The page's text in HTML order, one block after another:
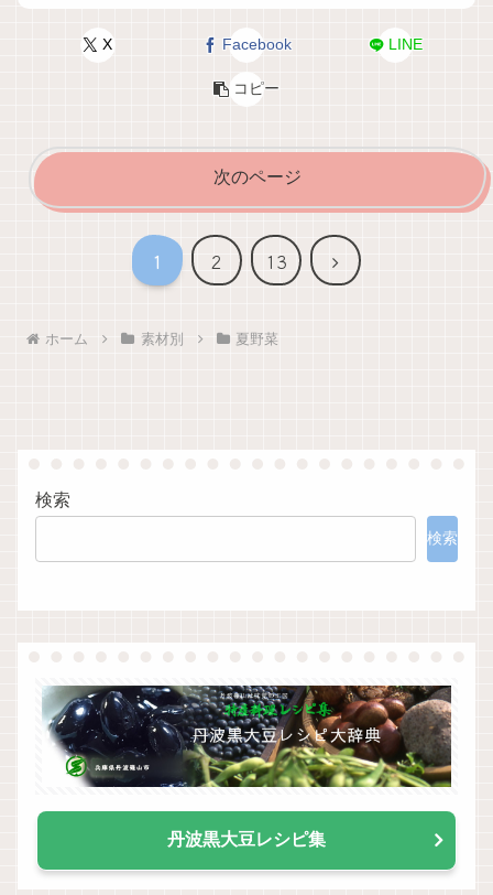
X Facebook LINE
コピー
次のページ
1 2 13
次
ホーム 素材別 夏野菜
検索
検索
丹波黒大豆レシピ集